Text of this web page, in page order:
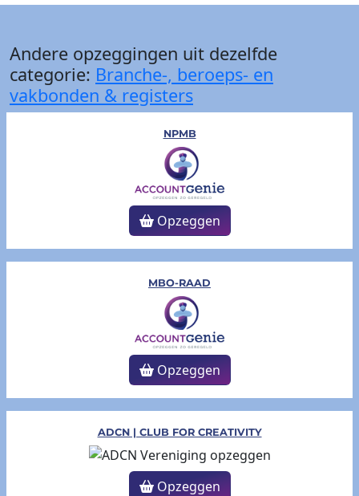
Andere opzeggingen uit dezelfde
categorie: Branche-, beroeps- en
vakbonden & registers
NPMB
Opzeggen
MBO-RAAD
Opzeggen
ADCN | CLUB FOR CREATIVITY
Opzeggen